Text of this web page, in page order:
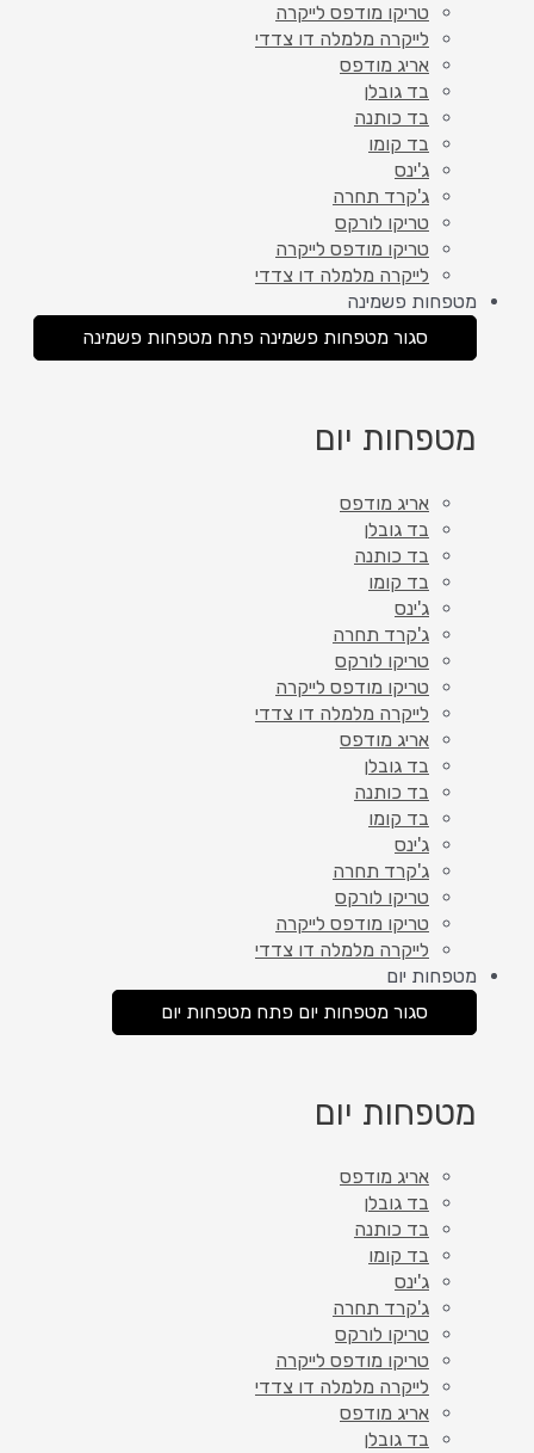
טריקו מודפס לייקרה
לייקרה מלמלה דו צדדי
אריג מודפס
בד גובלן
בד כותנה
בד קומו
ג'ינס
ג'קרד תחרה
טריקו לורקס
טריקו מודפס לייקרה
לייקרה מלמלה דו צדדי
מטפחות פשמינה
סגור מטפחות פשמינה פתח מטפחות פשמינה
מטפחות יום
אריג מודפס
בד גובלן
בד כותנה
בד קומו
ג'ינס
ג'קרד תחרה
טריקו לורקס
טריקו מודפס לייקרה
לייקרה מלמלה דו צדדי
אריג מודפס
בד גובלן
בד כותנה
בד קומו
ג'ינס
ג'קרד תחרה
טריקו לורקס
טריקו מודפס לייקרה
לייקרה מלמלה דו צדדי
מטפחות יום
סגור מטפחות יום פתח מטפחות יום
מטפחות יום
אריג מודפס
בד גובלן
בד כותנה
בד קומו
ג'ינס
ג'קרד תחרה
טריקו לורקס
טריקו מודפס לייקרה
לייקרה מלמלה דו צדדי
אריג מודפס
בד גובלן